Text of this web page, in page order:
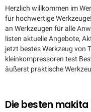
Herzlich willkommen im
für hochwertige
an Werkzeugen für alle
listen aktuelle Angebote,
jetzt bestes Werkzeug von
kleinkompressoren test
äußerst praktische
Die besten